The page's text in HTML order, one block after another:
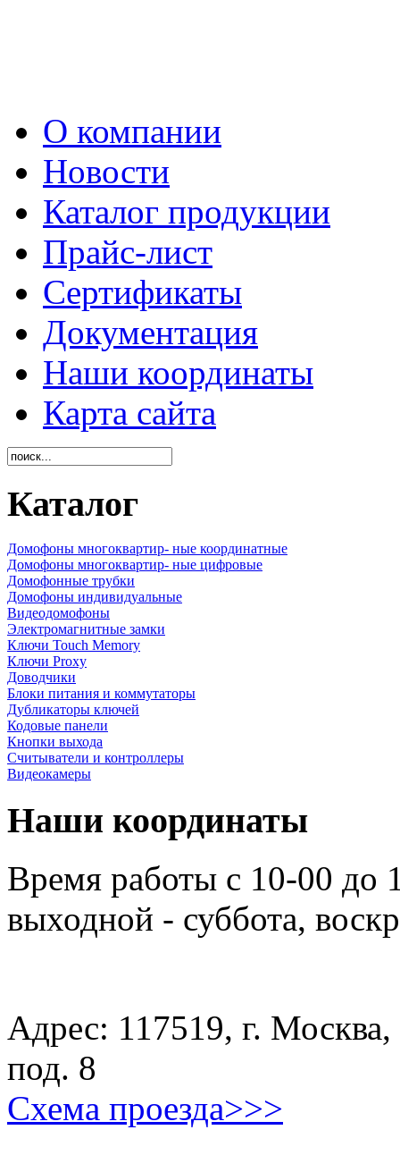
О компании
Новости
Каталог продукции
Прайс-лист
Сертификаты
Документация
Наши координаты
Карта сайта
Каталог
Домофоны многоквартир- ные координатные
Домофоны многоквартир- ные цифровые
Домофонные трубки
Домофоны индивидуальные
Видеодомофоны
Электромагнитные замки
Ключи Touch Memory
Ключи Proxy
Доводчики
Блоки питания и коммутаторы
Дубликаторы ключей
Кодовые панели
Кнопки выхода
Считыватели и контроллеры
Видеокамеры
Наши координаты
Время работы с 10-00 до
выходной - суббота,
Адрес: 117519, г.
под. 8
Схема проезда>>>